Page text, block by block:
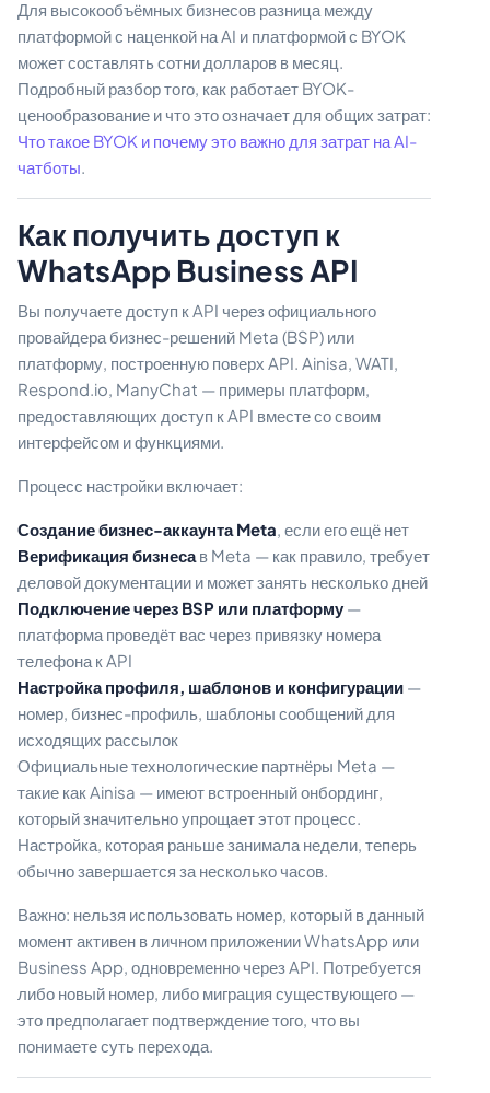
Для высокообъёмных бизнесов разница между
платформой с наценкой на AI и платформой с BYOK
может составлять сотни долларов в месяц.
Подробный разбор того, как работает BYOK-
ценообразование и что это означает для общих затрат:
Что такое BYOK и почему это важно для затрат на AI-
чатботы
Как получить доступ к
WhatsApp Business API
Вы получаете доступ к API через официального
провайдера бизнес-решений Meta (BSP) или
платформу, построенную поверх API. Ainisa, WATI,
Respond.io, ManyChat — примеры платформ,
предоставляющих доступ к API вместе со своим
интерфейсом и функциями.
Процесс настройки включает:
Создание бизнес-аккаунта Meta, если его ещё нет
Верификация бизнесав Meta — как правило, требует
деловой документации и может занять несколько дней
Подключение через BSP или платформу —
платформа проведёт вас через привязку номера
телефона к API
Настройка профиля, шаблонов и конфигурации —
номер, бизнес-профиль, шаблоны сообщений для
исходящих рассылок
Официальные технологические партнёры Meta —
такие как Ainisa — имеют встроенный онбординг,
который значительно упрощает этот процесс.
Настройка, которая раньше занимала недели, теперь
обычно завершается за несколько часов.
Важно: нельзя использовать номер, который в данный
момент активен в личном приложении WhatsApp или
Business App, одновременно через API. Потребуется
либо новый номер, либо миграция существующего —
это предполагает подтверждение того, что вы
понимаете суть перехода.